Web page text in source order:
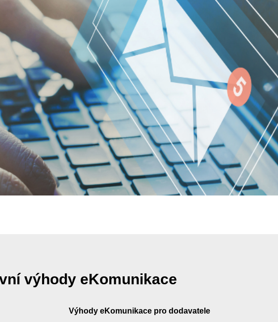
výhody eKomunikace
Výhody eKomunikace pro dodavatele